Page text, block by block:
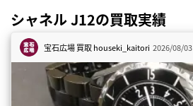
シャネル J12の買取実績
宝石広場 買取houseki_kaitori 2026/08/03